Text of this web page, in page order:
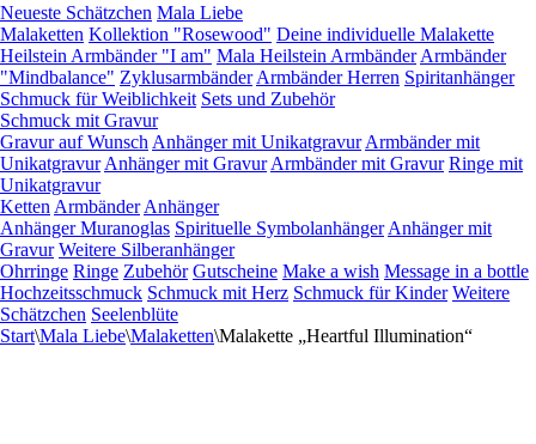
Neueste Schätzchen Mala Liebe
Malaketten Kollektion "Rosewood" Deine individuelle Malakette
Heilstein Armbänder "I am" Mala Heilstein Armbänder Armbänder
"Mindbalance" Zyklusarmbänder Armbänder Herren Spiritanhänger
Schmuck für Weiblichkeit Sets und Zubehör
Schmuck mit Gravur
Gravur auf Wunsch Anhänger mit Unikatgravur Armbänder mit
Unikatgravur Anhänger mit Gravur Armbänder mit Gravur Ringe mit
Unikatgravur
Ketten Armbänder Anhänger
Anhänger Muranoglas Spirituelle Symbolanhänger Anhänger mit
Gravur Weitere Silberanhänger
Ohrringe Ringe Zubehör Gutscheine Make a wish Message in a bottle
Hochzeitsschmuck Schmuck mit Herz Schmuck für Kinder Weitere
Schätzchen Seelenblüte
Start\Mala Liebe\Malaketten\Malakette „Heartful Illumination“